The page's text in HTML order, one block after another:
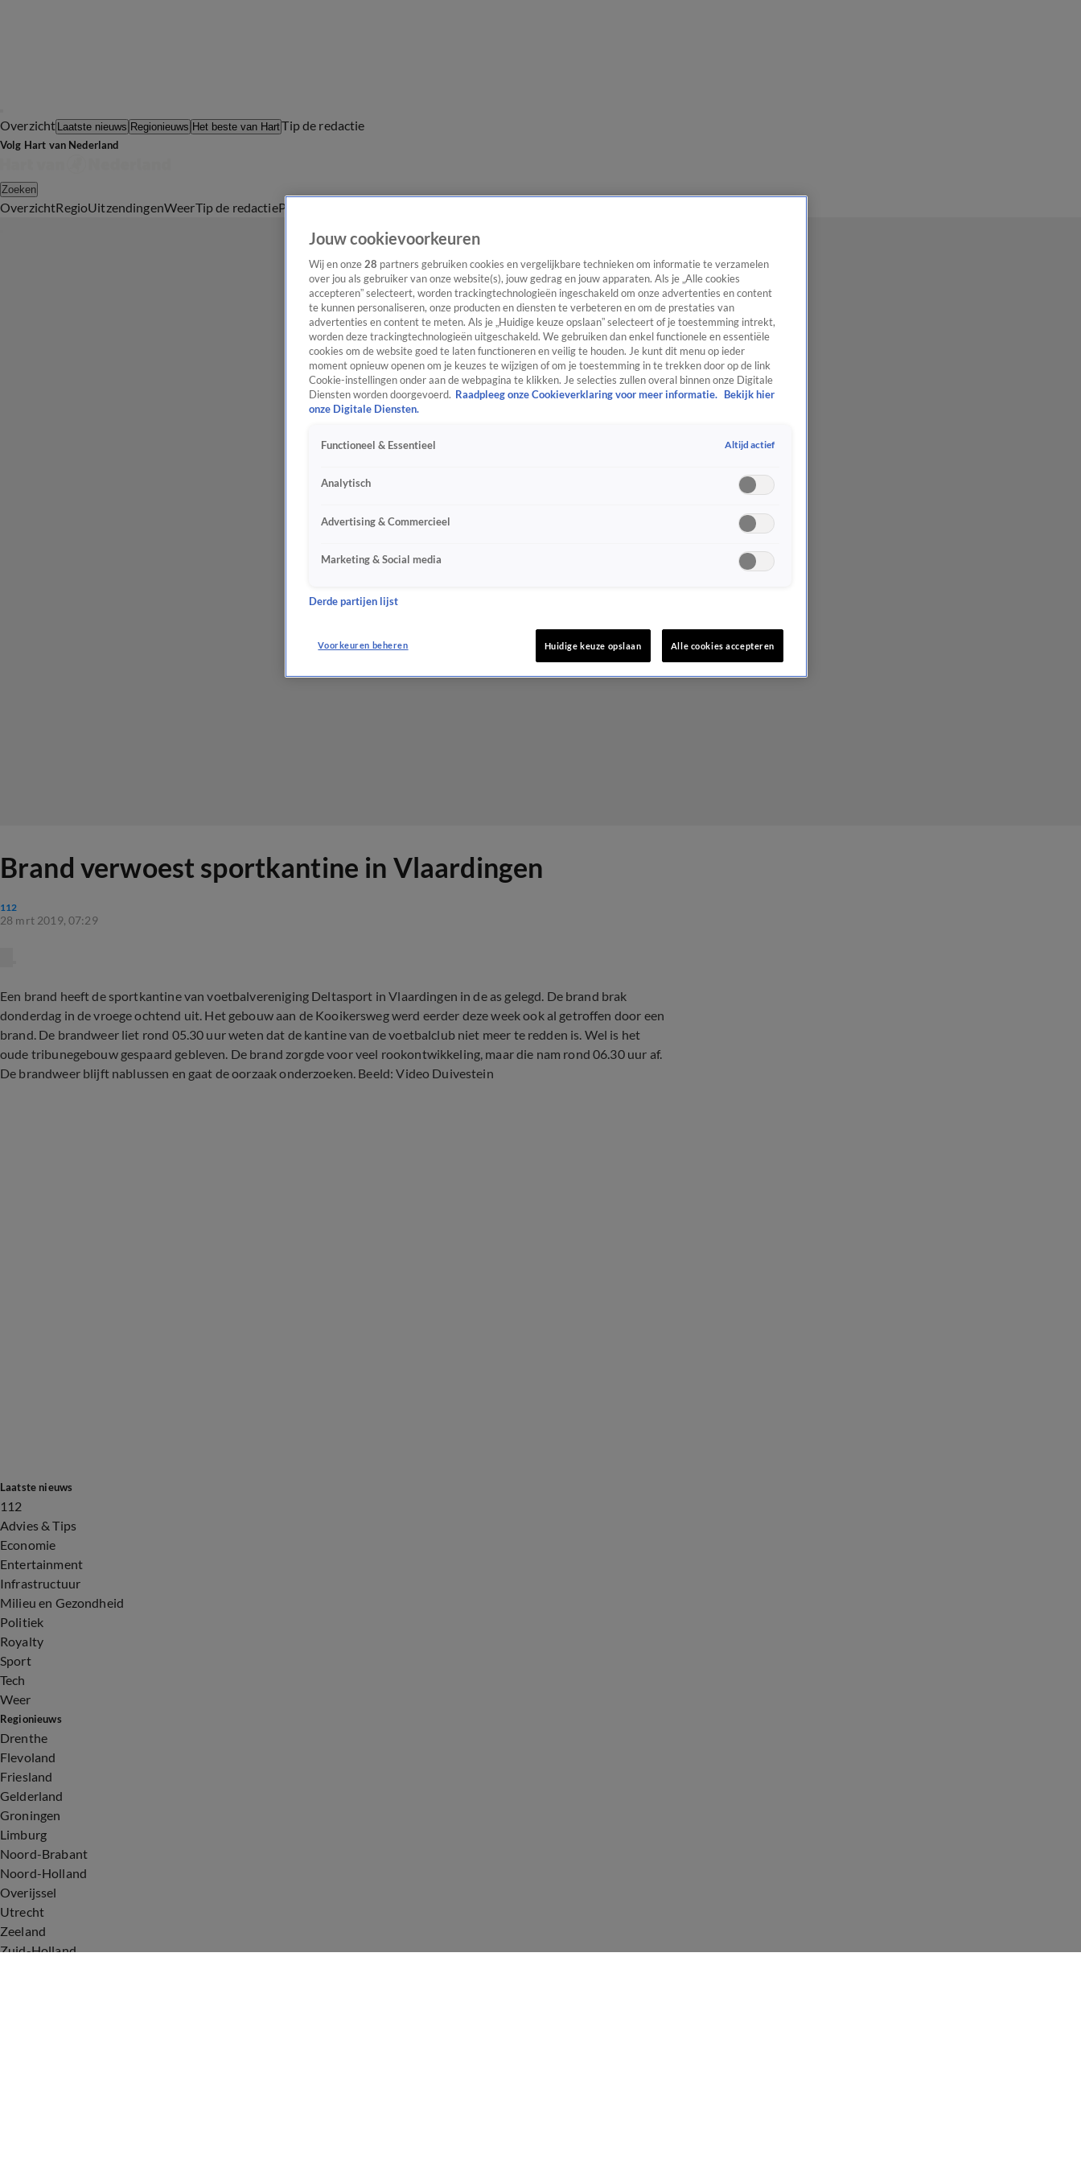
Overzicht Laatste nieuws Regionieuws Het beste van HartTip de redactie
Volg Hart van Nederland
Zoeken
OverzichtRegioUitzendingenWeerTip de redactiePanel
Brand verwoest sportkantine in Vlaardingen
112
28 mrt 2019, 07:29
Een brand heeft de sportkantine van voetbalvereniging Deltasport in Vlaardingen in de as gelegd. De brand brak
donderdag in de vroege ochtend uit. Het gebouw aan de Kooikersweg werd eerder deze week ook al getroffen door een
brand. De brandweer liet rond 05.30 uur weten dat de kantine van de voetbalclub niet meer te redden is. Wel is het
oude tribunegebouw gespaard gebleven. De brand zorgde voor veel rookontwikkeling, maar die nam rond 06.30 uur af.
De brandweer blijft nablussen en gaat de oorzaak onderzoeken. Beeld: Video Duivestein
Laatste nieuws
112
Advies & Tips
Economie
Entertainment
Infrastructuur
Milieu en Gezondheid
Politiek
Royalty
Sport
Tech
Weer
Regionieuws
Drenthe
Flevoland
Friesland
Gelderland
Groningen
Limburg
Noord-Brabant
Noord-Holland
Overijssel
Utrecht
Zeeland
Zuid-Holland
Jouw cookievoorkeuren
Wij en onze 28 partners gebruiken cookies en vergelijkbare technieken om informatie te verzamelen
over jou als gebruiker van onze website(s), jouw gedrag en jouw apparaten. Als je „Alle cookies
accepteren” selecteert, worden trackingtechnologieën ingeschakeld om onze advertenties en content
te kunnen personaliseren, onze producten en diensten te verbeteren en om de prestaties van
advertenties en content te meten. Als je „Huidige keuze opslaan” selecteert of je toestemming intrekt,
worden deze trackingtechnologieën uitgeschakeld. We gebruiken dan enkel functionele en essentiële
cookies om de website goed te laten functioneren en veilig te houden. Je kunt dit menu op ieder
moment opnieuw openen om je keuzes te wijzigen of om je toestemming in te trekken door op de link
Cookie-instellingen onder aan de webpagina te klikken. Je selecties zullen overal binnen onze Digitale
Diensten worden doorgevoerd. Raadpleeg onze Cookieverklaring voor meer informatie. Bekijk hier
onze Digitale Diensten.
Functioneel & Essentieel Altijd actief
Analytisch
Advertising & Commercieel
Marketing & Social media
Derde partijen lijst
Voorkeuren beheren Huidige keuze opslaan Alle cookies accepteren